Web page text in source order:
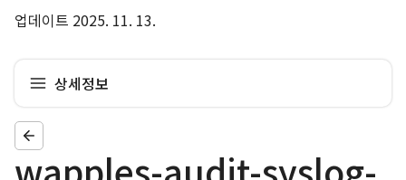
업데이트 2025. 11. 13.
상세정보